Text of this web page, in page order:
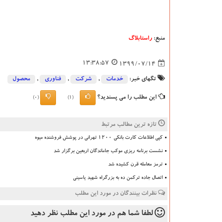
منبع: راستابلاگ
1399/07/14
13:38:57
تگهای خبر: خدمات , شركت , فناوری , محصول
این مطلب را می پسندید؟ (1)
(0)
تازه ترین مطالب مرتبط
کپی اطلاعات کارت بانکی ۱۲۰۰ تهرانی در پوشش فروشنده میوه
نشست برنامه ریزی موکب جاماندگان اربعین برگزار شد
ترمز معامله قرن کشیده شد
اتصال جاده ترکمن ده به بزرگراه شهید یاسینی
نظرات بینندگان در مورد این مطلب
لطفا شما هم در مورد این مطلب نظر دهید